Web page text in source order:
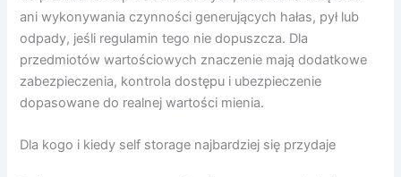
ani wykonywania czynności generujących hałas, pył lub
odpady, jeśli regulamin tego nie dopuszcza. Dla
przedmiotów wartościowych znaczenie mają dodatkowe
zabezpieczenia, kontrola dostępu i ubezpieczenie
dopasowane do realnej wartości mienia.
Dla kogo i kiedy self storage najbardziej się przydaje